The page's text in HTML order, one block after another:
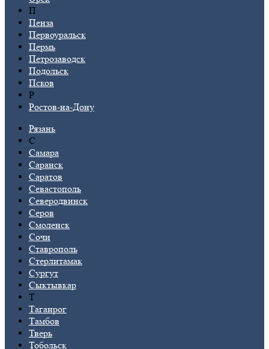
П
Пенза
Первоуральск
Пермь
Петрозаводск
Подольск
Псков
Р
Ростов-на-Дону
Рязань
С
Самара
Саранск
Саратов
Севастополь
Северодвинск
Серов
Смоленск
Сочи
Ставрополь
Стерлитамак
Сургут
Сыктывкар
Т
Таганрог
Тамбов
Тверь
Тобольск